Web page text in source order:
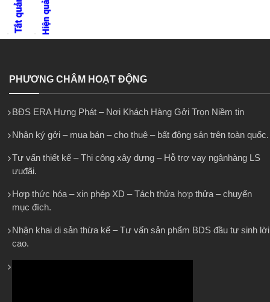
PHƯƠNG CHÂM HOẠT ĐỘNG
BĐS ERA Hưng Phát – Nơi Khách Hàng Gởi Trọn Niềm tin
Nhận ký gởi – mua bán – cho thuê – bất động sản trên toàn quốc.
Tư vấn thiết kế – Thi công xây dựng – Hỗ trợ vay ngânhàng LS
ưuđãi.
Hợp thức hóa – xin phép XD – Tách thửa hợp thửa – chuyển
mục đích.
Nhận khai di sản thừa kế – Tư vấn sản phẩm BDS đầu tư sinh lời
cao.